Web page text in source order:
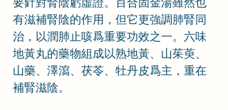
有滋補腎陰的作用，但它更強調肺腎同
治，以潤肺止咳爲重要功效之一。六味
地黃丸的藥物組成以熟地黃、山茱萸、
山藥、澤瀉、茯苓、牡丹皮爲主，重在
補腎滋陰。